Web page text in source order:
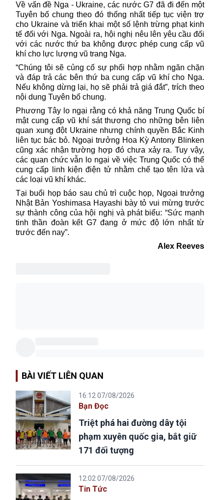
Về vấn đề Nga - Ukraine, các nước G7 đã đi đến một
Tuyên bố chung theo đó thống nhất tiếp tục viện trợ
cho Ukraine và triển khai một số lệnh trừng phạt kinh
tế đối với Nga. Ngoài ra, hội nghị nêu lên yêu cầu đối
với các nước thứ ba không được phép cung cấp vũ
khí cho lực lượng vũ trang Nga.
“Chúng tôi sẽ củng cố sự phối hợp nhằm ngăn chặn
và đáp trả các bên thứ ba cung cấp vũ khí cho Nga.
Nếu không dừng lại, họ sẽ phải trả giá đắt”, trích theo
nội dung Tuyên bố chung.
Phương Tây lo ngại rằng có khả năng Trung Quốc bí
mật cung cấp vũ khí sát thương cho những bên liên
quan xung đột Ukraine nhưng chính quyền Bắc Kinh
liên tục bác bỏ. Ngoại trưởng Hoa Kỳ Antony Blinken
cũng xác nhận trường hợp đó chưa xảy ra. Tuy vậy,
các quan chức vẫn lo ngại về việc Trung Quốc có thể
cung cấp linh kiện điện tử nhằm chế tạo tên lửa và
các loại vũ khí khác.
Tại buổi họp báo sau chủ trì cuộc họp, Ngoại trưởng
Nhật Bản Yoshimasa Hayashi bày tỏ vui mừng trước
sự thành công của hội nghị và phát biểu: “Sức mạnh
tinh thần đoàn kết G7 đang ở mức độ lớn nhất từ
trước đến nay”.
Alex Reeves
BÀI VIẾT LIÊN QUAN
16:12 07/08/2026
Bạn Đọc
Triệt phá hai đường dây tội
phạm xuyên quốc gia, bắt giữ
171 đối tượng
12:02 07/08/2026
Tin Tức